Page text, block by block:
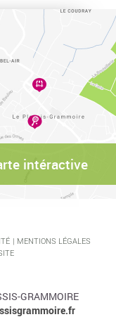
intéractive
MENTIONS LÉGALES
GRAMMOIRE